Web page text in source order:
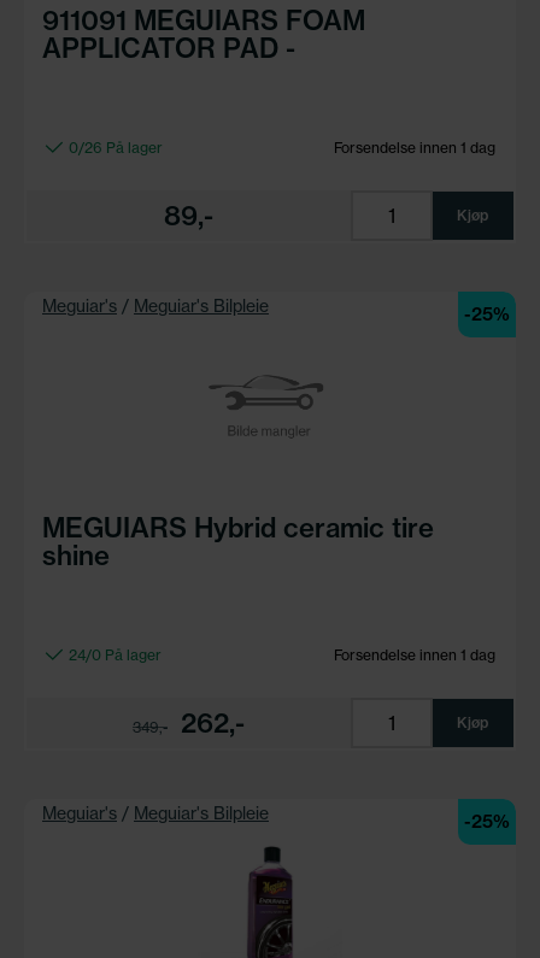
911091 MEGUIARS FOAM
APPLICATOR PAD -
0/26 På lager Forsendelse innen 1 dag
89,- Kjøp
Meguiar's / Meguiar's Bilpleie -25%
MEGUIARS Hybrid ceramic tire
shine
24/0 På lager Forsendelse innen 1 dag
349,- 262,- Kjøp
Meguiar's / Meguiar's Bilpleie -25%